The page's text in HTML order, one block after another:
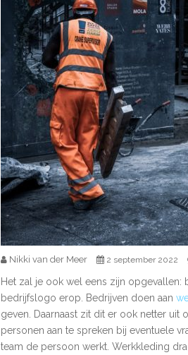
Nikki van der Meer 2 september 2022
Het zal je ook wel eens zijn
bedrijfslogo erop. Bedrijven doen aan
geven. Daarnaast zit dit er ook netter
personen aan te spreken bij eventuele
team de persoon werkt. Werkkleding